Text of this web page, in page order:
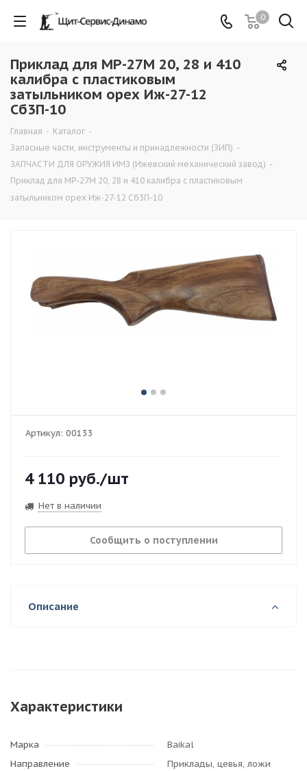
0
Приклад для MP-27M 20, 28 и 410
калибра с пластиковым
затыльником орех Иж-27-12
Сб3П-10
Главная - Каталог -
Запасные части, инструменты и принадлежности (ЗИП) -
ЗАПЧАСТИ ДЛЯ ОРУЖИЯ ИМЗ (Ижевский механический завод) -
Приклад для MP-27M 20, 28 и 410 калибра с пластиковым
затыльником орех Иж-27-12 Сб3П-10
Артикул: 00133
4 110 руб./шт
Нет в наличии
Сообщить о поступлении
Описание
Характеристики
Марка
Baikal
Направление
Приклады, цевья, ложи